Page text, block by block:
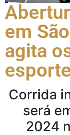
em
agita
Corrida
será
2024